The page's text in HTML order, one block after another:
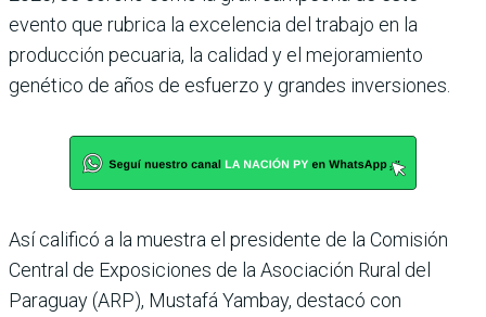
evento que rubrica la excelencia del traba­jo en la
producción pecuaria, la calidad y el mejoramiento
genético de años de esfuerzo y grandes inversiones.
Así calificó a la muestra el presidente de la Comisión
Central de Exposiciones de la Asociación Rural del
Paraguay (ARP), Mustafá Yambay, des­tacó con